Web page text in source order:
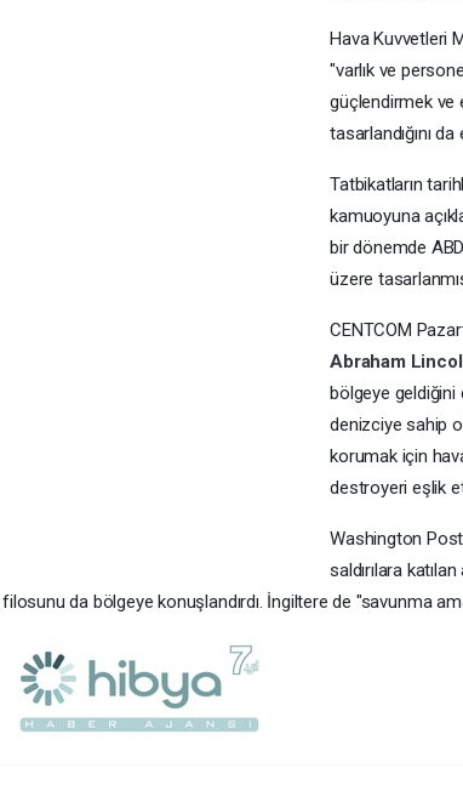
Hava Kuvvetleri
"varlık ve
güçlendirmek ve
tasarlandığını da
Tatbikatların
kamuoyuna
bir dönemde
üzere
CENTCOM
Abraham
bölgeye geldiğini
denizciye sahip
korumak için
destroyeri eşlik
Washington
saldırılara
filosunu da bölgeye konuşlandırdı. İngiltere de "savunma